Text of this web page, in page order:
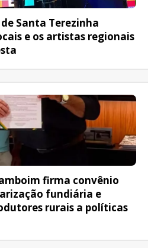
Santa Terezinha
e os artistas regionais
firma convênio
fundiária e
rurais a políticas